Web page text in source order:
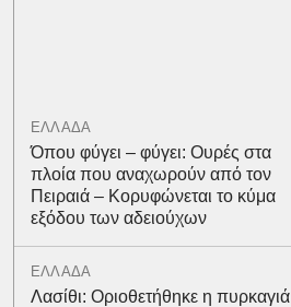
ΕΛΛΑΔΑ
Όπου φύγει – φύγει: Ουρές στα
πλοία που αναχωρούν από τον
Πειραιά – Κορυφώνεται το κύμα
εξόδου των αδειούχων
ΕΛΛΑΔΑ
Λασίθι: Οριοθετήθηκε η πυρκαγιά